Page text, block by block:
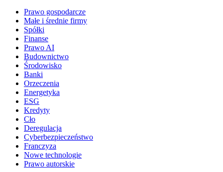
Prawo gospodarcze
Małe i średnie firmy
Spółki
Finanse
Prawo AI
Budownictwo
Środowisko
Banki
Orzeczenia
Energetyka
ESG
Kredyty
Cło
Deregulacja
Cyberbezpieczeństwo
Franczyza
Nowe technologie
Prawo autorskie